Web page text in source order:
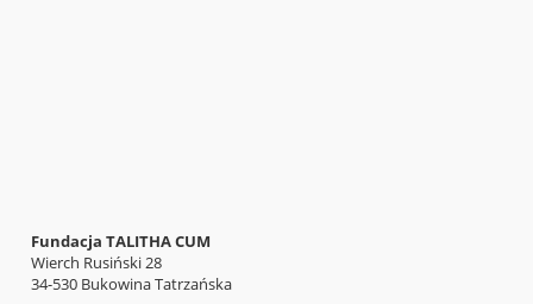
Fundacja TALITHA CUM
Wierch Rusiński 28
34-530 Bukowina Tatrzańska